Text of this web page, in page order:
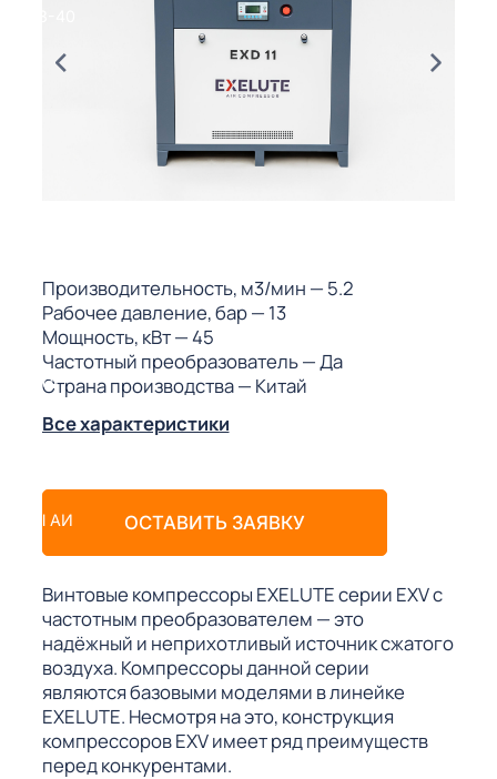
Производительность, м3/мин — 5.2
Рабочее давление, бар— 13
Мощность, кВт— 45
Частотный преобразователь— Да
Страна производства— Китай
Все характеристики
ОСТАВИТЬ ЗАЯВКУ
Винтовые компрессоры EXELUTE серии EXV с
частотным преобразователем — это
надёжный и неприхотливый источник сжатого
воздуха. Компрессоры данной серии
являются базовыми моделями в линейке
EXELUTE. Несмотря на это, конструкция
компрессоров EXV имеет ряд преимуществ
перед конкурентами.
(МКС)
АИ